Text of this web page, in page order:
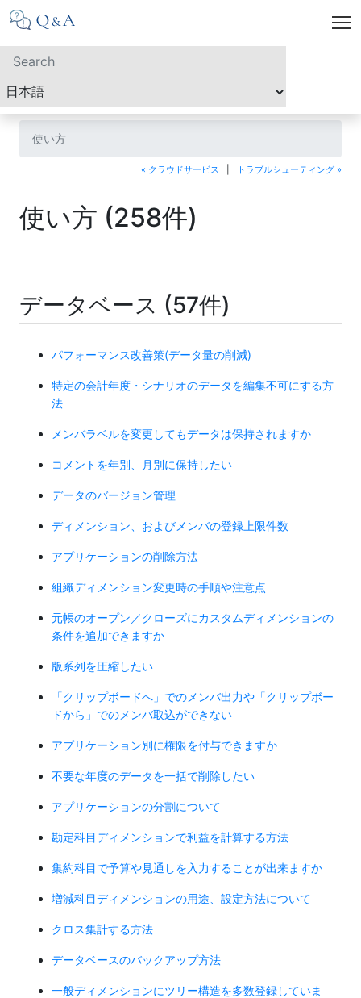
使い方
« クラウドサービス トラブルシューティング »
使い方 (258件)
データベース (57件)
パフォーマンス改善策(データ量の削減)
特定の会計年度・シナリオのデータを編集不可にする方
法
メンバラベルを変更してもデータは保持されますか
コメントを年別、月別に保持したい
データのバージョン管理
ディメンション、およびメンバの登録上限件数
アプリケーションの削除方法
組織ディメンション変更時の手順や注意点
元帳のオープン／クローズにカスタムディメンションの
条件を追加できますか
版系列を圧縮したい
「クリップボードへ」でのメンバ出力や「クリップボー
ドから」でのメンバ取込ができない
アプリケーション別に権限を付与できますか
不要な年度のデータを一括で削除したい
アプリケーションの分割について
勘定科目ディメンションで利益を計算する方法
集約科目で予算や見通しを入力することが出来ますか
増減科目ディメンションの用途、設定方法について
クロス集計する方法
データベースのバックアップ方法
一般ディメンションにツリー構造を多数登録していま